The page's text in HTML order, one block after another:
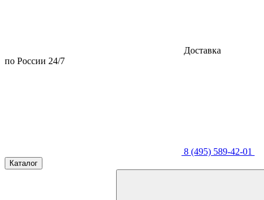
Доставка
по России 24/7
8 (495) 589-42-01
Каталог